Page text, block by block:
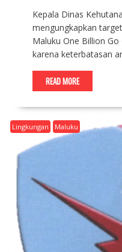
Kepala Dinas
mengungkapkan
Maluku One Billion
karena keterbatasan
READ MORE
Lingkungan Maluku